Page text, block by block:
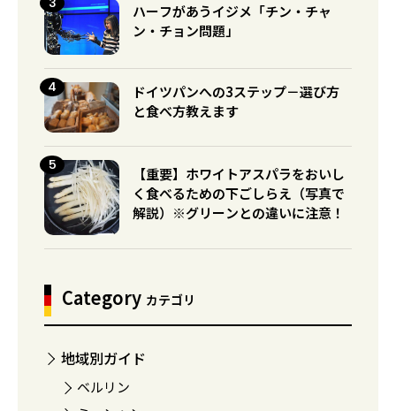
ハーフがあうイジメ「チン・チャ
ン・チョン問題」
ドイツパンへの3ステップ－選び方
と食べ方教えます
【重要】ホワイトアスパラをおいし
く食べるための下ごしらえ（写真で
解説）※グリーンとの違いに注意！
Category カテゴリ
地域別ガイド
ベルリン